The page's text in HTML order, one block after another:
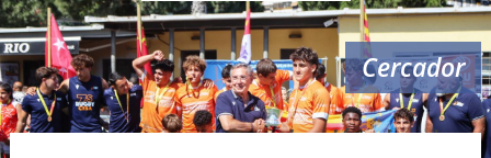
Instal·lacions ▼
Comunicació ▼
València en esport ▼
Cercador
selecció valenciana